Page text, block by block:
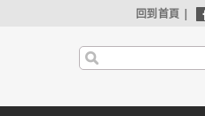
回到首頁 |